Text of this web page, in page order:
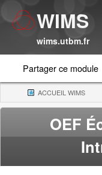
WIMS
wims.utbm.fr
Partager ce module
ACCUEIL WIMS
OEF